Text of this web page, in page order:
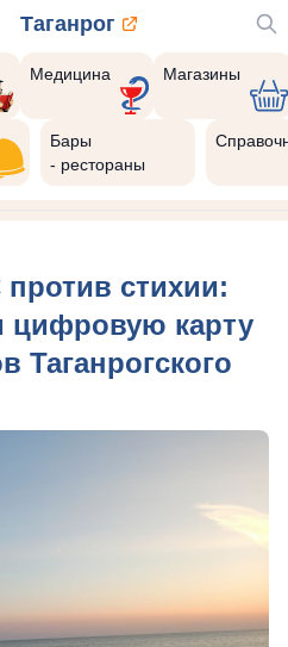
Таганрог
Медицина Магазины
Бары
- рестораны
стихии:
цифровую карту
Таганрогского